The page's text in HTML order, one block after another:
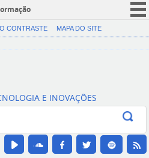
CORONAVÍRUS (COVID-19)
Canais
CONTRASTE MAPA DO SITE
E INOVAÇÕES